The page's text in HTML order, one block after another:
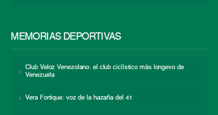
MEMORIAS DEPORTIVAS
Club Veloz Venezolano: el club ciclístico más longevo de
Venezuela
Vera Fortique: voz de la hazaña del 41